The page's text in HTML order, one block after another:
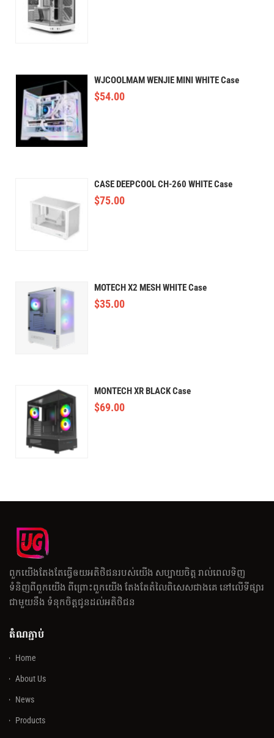
WJCOOLMAM WENJIE MINI WHITE Case
$54.00
CASE DEEPCOOL CH-260 WHITE Case
$75.00
MOTECH X2 MESH WHITE Case
$35.00
MONTECH XR BLACK Case
$69.00
ពួកយើងតែងតែធ្វើឲយអតិថិជនរបស់យើង សប្បាយចិត្ត រាល់ពេលទិញ
ទំនិញពីពួកយើង ពីព្រោះពួកយើង តែងតែតំលៃពិសេសជាងគេ នៅលើទីផ្សារ
ជាមួយនឹង ទំនុកចិត្តជូនដល់អតិថិជន
តំណភ្ជាប់
Home
About Us
News
Products